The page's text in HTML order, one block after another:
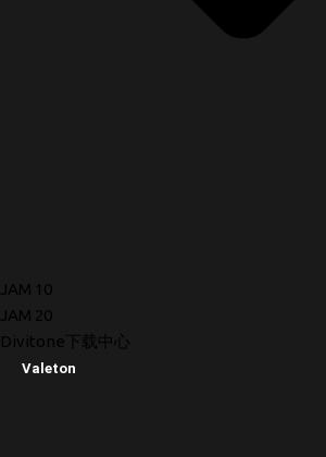
JAM 10
JAM 20
Divitone下载中心
Valeton